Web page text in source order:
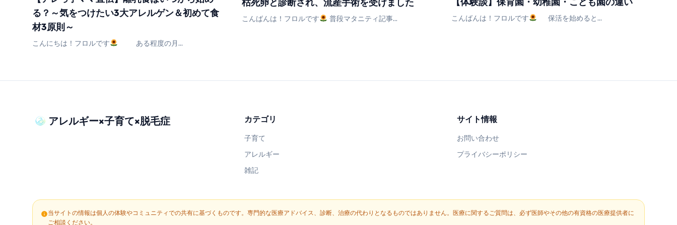
る？～気をつけたい3大アレルゲン＆初めて食
材3原則～
こんにちは！フロルです ある程度の月...
こんばんは！フロルです 普段マタニティ記事... こんばんは！フロルです 保活を始めると...
アレルギー×子育て×脱毛症 カテゴリ
子育て
アレルギー
雑記
サイト情報
お問い合わせ
プライバシーポリシー
info当サイトの情報は個人の体験やコミュニティでの共有に基づくものです。専門的な医療アドバイス、診断、治療の代わりとなるものではありません。医療に関するご質問は、必ず医師やその他の有資格の医療提供者に
ご相談ください。